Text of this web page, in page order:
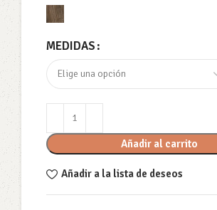
MEDIDAS
Añadir al carrito
Añadir a la lista de deseos